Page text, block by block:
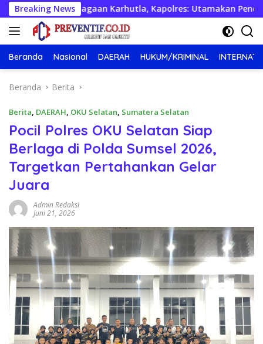
Langsung
ke
konten
Breaking NewsKarhutla, Kapolres: Utamakan Pencegahan
Beranda Nasional DAERAH HUKUM/KRIMINAL
Beranda Berita
Berita, DAERAH, OKU Selatan, Sumatera Selatan
Pocil Polres OKU Selatan Siap
Berlaga di Polda Sumsel 2026,
Targetkan Pertahankan Gelar
Juara
Admin Redaksi
Juni 21, 2026